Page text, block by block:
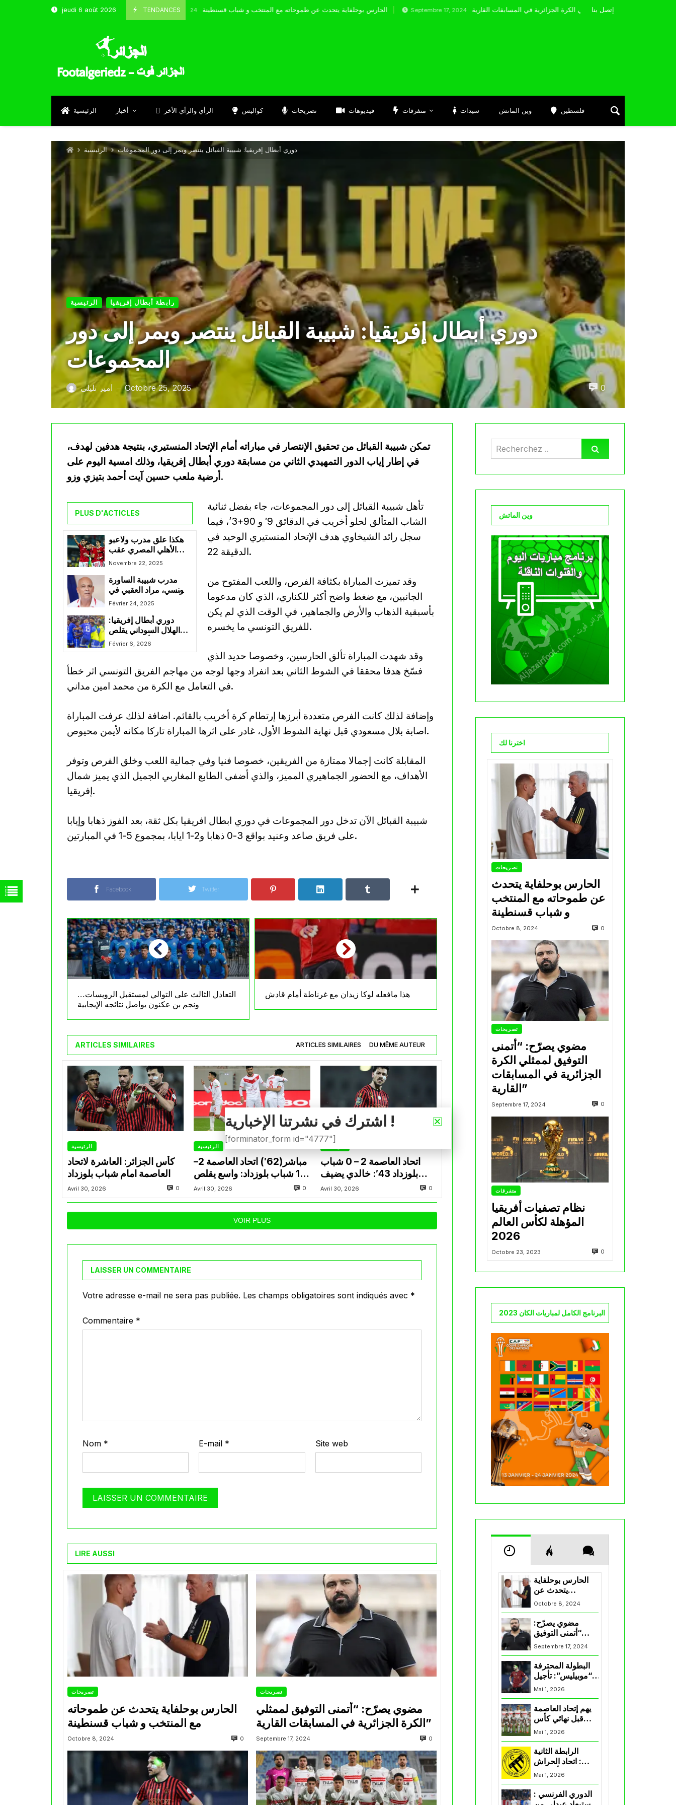
jeudi 6 août 2026 TENDANCES
Octobre 8, 2024 الحارس بوحلفاية يتحدث عن طموحاته مع المنتخب و شباب قسنطينة Septembre 17, 2024 إتصل بنا
الرئيسية أخبار الرأي والرأي الأخر كواليس تصريحات فيديوهات متفرقات سيدات وين الماتش فلسطين
الرئيسية دوري أبطال إفريقيا: شبيبة القبائل ينتصر ويمر إلى دور المجموعات
الرئيسية رابطة أبطال إفريقيا
دوري أبطال إفريقيا: شبيبة القبائل ينتصر ويمر إلى دور
المجموعات
أمير تليلي — Octobre 25, 2025 0
تمكن شبيبة القبائل من تحقيق الإنتصار في مباراته أمام الإتحاد المنستيري، بنتيجة هدفين لهدف،
في إطار إياب الدور التمهيدي الثاني من مسابقة دوري أبطال إفريقيا، وذلك امسية اليوم على
أرضية ملعب حسين آيت أحمد بتيزي وزو.
PLUS D'ACTICLES
هكذا علق مدرب ولاعبو
الأهلي المصري عقب
فوزهم على شبيبة القبائل
Novembre 22, 2025
مدرب شبيبة الساورة
التونسي، مراد العقبي في
حوار خاص لـ”الجزائر
افريقيا.. وعودته ستفيد
الخضر كثيرا”
Février 24, 2025
دوري أبطال إفريقيا:
الهلال السوداني يقلص
الفارق أمام مولودية
الجزائر
Février 6, 2026
تأهل شبيبة القبائل إلى دور المجموعات، جاء بفضل ثنائية
الشاب المتألق لحلو أخريب في الدقائق 9′ و 90+3’، فيما
سجل رائد الشيخاوي هدف الإتحاد المنستيري الوحيد في
الدقيقة 22.
وقد تميزت المباراة بكثافة الفرص، واللعب المفتوح من
الجانبين، مع ضغط واضح أكثر للكناري، الذي كان مدعوما
بأسبقية الذهاب والأرض والجماهير، في الوقت الذي لم يكن
للفريق التونسي ما يخسره.
وقد شهدت المباراة تألق الحارسين، وخصوصا حديد الذي
فسّخ هدفا محققا في الشوط الثاني بعد انفراد وجها لوجه من مهاجم الفريق التونسي اثر خطأ
في التعامل مع الكرة من محمد امين مداني.
وإضافة لذلك كانت الفرص متعددة أبرزها إرتطام كرة أخريب بالقائم. اضافة لذلك عرفت المباراة
اصابة بلال مسعودي قبل نهاية الشوط الأول، غادر على اثرها المباراة تاركا مكانه لأيمن محيوص.
المقابلة كانت إجمالا ممتازة من الفريقين، خصوصا فنيا وفي جمالية اللعب وخلق الفرص وتوفر
الأهداف، مع الحضور الجماهيري المميز، والذي أضفى الطابع المغاربي الجميل الذي يميز شمال
إفريقيا.
شبيبة القبائل الآن تدخل دور المجموعات في دوري ابطال افريقيا بكل ثقة، بعد الفوز ذهابا وإيابا
على فريق صاعد وعنيد بواقع 3-0 ذهابا و2-1 ايابا، بمجموع 5-1 في المبارتين.
Facebook Twitter
التعادل الثالث على التوالي لمستقبل الرويسات…
ونجم بن عكنون يواصل نتائجه الإيجابية
هذا مافعله لوكا زيدان مع غرناطة أمام قادش
ARTICLES SIMILAIRES ARTICLES SIMILAIRES DU MÊME AUTEUR
الرئيسية
كأس الجزائر: العاشرة لاتحاد
العاصمة امام شباب بلوزداد
Avril 30, 2026 0
الرئيسية
مباشر(62′) اتحاد العاصمة 2–
1 شباب بلوزداد: واسع يقلص
النتيجة للشباب ويشعل النهائي
Avril 30, 2026 0
اتحاد العاصمة 2 – 0 شباب
بلوزداد 43′: خالدي يضيف
الهدف الثاني لاتحاد العاصمة
Avril 30, 2026 0
VOIR PLUS
LAISSER UN COMMENTAIRE
Votre adresse e-mail ne sera pas publiée. Les champs obligatoires sont indiqués avec *
Commentaire *
Nom * E-mail * Site web
LIRE AUSSI
تصريحات
الحارس بوحلفاية يتحدث عن طموحاته
مع المنتخب و شباب قسنطينة
Octobre 8, 2024 0
تصريحات
مضوي يصرّح: “أتمنى التوفيق لممثلي
الكرة الجزائرية في المسابقات القارية”
Septembre 17, 2024 0
وين الماتش
اخترنا لك
تصريحات
الحارس بوحلفاية يتحدث
عن طموحاته مع المنتخب
و شباب قسنطينة
Octobre 8, 2024 0
تصريحات
مضوي يصرّح: “أتمنى
التوفيق لممثلي الكرة
الجزائرية في المسابقات
القارية”
Septembre 17, 2024 0
متفرقات
نظام تصفيات أفريقيا
المؤهلة لكأس العالم
2026
Octobre 23, 2023 0
البرنامج الكامل لمباريات الكان 2023
الحارس بوحلفاية
يتحدث عن
طموحاته مع
المنتخب و شباب
قسنطينة
Octobre 8, 2024
مضوي يصرّح:
“أتمنى التوفيق
لممثلي الكرة
الجزائرية في
Septembre 17, 2024
البطولة المحترفة
“موبيليس”: تأجيل
مباراة إتحاد
العاصمة وأتلتيك
بارادو
Mai 1, 2026
يهم إتحاد العاصمة
قبل نهائي كأس
اكاف : الزمالك
يسقط بثلاثية أمام
Mai 1, 2026
الرابطة الثانية
: اتحاد الحراش
يحسم التأهل إلى
“البلاي أوف”
Mai 1, 2026
الدوري الفرنسي :
اشترك في نشرتنا الإخبارية !
[forminator_form id="4777"]